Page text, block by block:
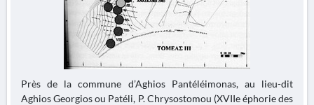
Près de la commune d’Aghios Pantéléimonas, au lieu-dit
Aghios Georgios ou Patéli, P. Chrysostomou (XVIIe éphorie des